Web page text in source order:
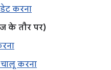
करना
के तौर पर)
करना